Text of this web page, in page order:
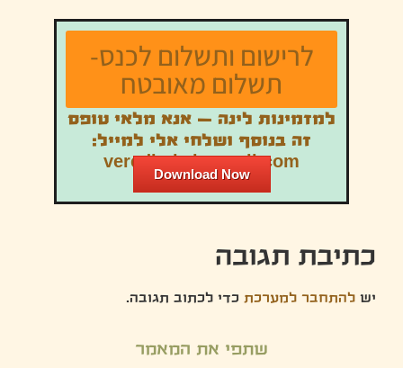
לרישום ותשלום לכנס-
תשלום מאובטח
למזמינות לינה – אנא מלאי טופס
זה בנוסף ושלחי אלי למייל:
veredbukai@gmail.com
Download Now
כתיבת תגובה
יש להתחבר למערכת כדי לכתוב תגובה.
שתפי את המאמר